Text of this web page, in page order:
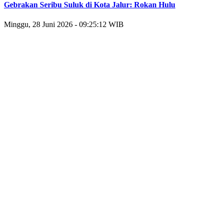
Gebrakan Seribu Suluk di Kota Jalur: Rokan Hulu
Minggu, 28 Juni 2026 - 09:25:12 WIB